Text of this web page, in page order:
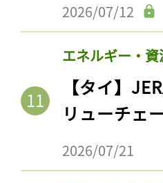
2026/07/12
エネルギー・資
【タイ】
リューチェ
2026/07/21